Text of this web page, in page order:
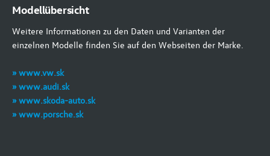
Modellübersicht
Weitere Informationen zu den Daten und Varianten der
einzelnen Modelle finden Sie auf den Webseiten der Marke.
» www.vw.sk
» www.audi.sk
» www.skoda-auto.sk
» www.porsche.sk